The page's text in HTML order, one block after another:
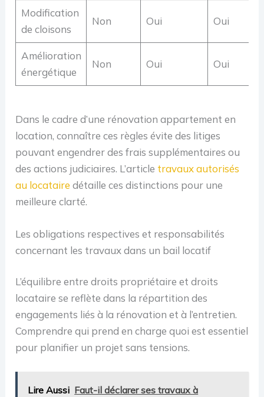
Modification
de cloisons
Non Oui Oui
Amélioration
énergétique
Non Oui Oui
Dans le cadre d’une rénovation appartement en
location, connaître ces règles évite des litiges
pouvant engendrer des frais supplémentaires ou
des actions judiciaires. L’article travaux autorisés
au locataire détaille ces distinctions pour une
meilleure clarté.
Les obligations respectives et responsabilités
concernant les travaux dans un bail locatif
L’équilibre entre droits propriétaire et droits
locataire se reflète dans la répartition des
engagements liés à la rénovation et à l’entretien.
Comprendre qui prend en charge quoi est essentiel
pour planifier un projet sans tensions.
Lire Aussi Faut-il déclarer ses travaux à